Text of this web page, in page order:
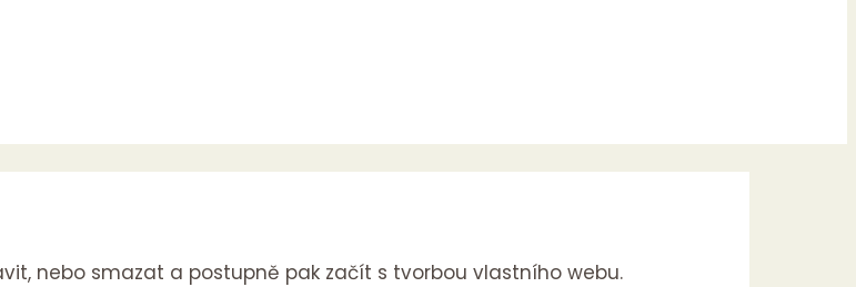
nebo smazat a postupně pak začít s tvorbou vlastního webu.